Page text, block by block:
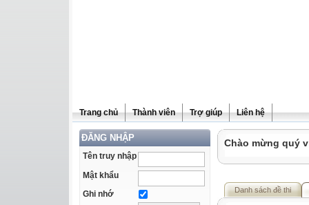
Trang chủ Thành viên Trợ giúp Liên hệ
ĐĂNG NHẬP
Tên truy nhập
Mật khẩu
Ghi nhớ
Chào mừng quý
Danh sách đề thi